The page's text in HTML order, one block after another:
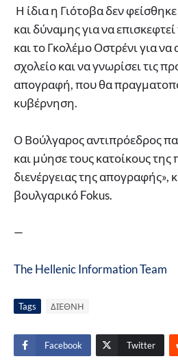
Η ίδια η Γιότοβα δεν
και δύναμης για να
και το Γκολέμο Οστρένι για να
σχολείο και να γνωρίσει τις
απογραφή, που θα
κυβέρνηση.
Ο Βούλγαρος αντιπρόεδρος
και μύησε τους κατοίκους
διενέργειας της απογραφής»,
βουλγαρικό Fokus.
—
The Hellenic Information Team
Tags ΔΙΕΘΝΗ
Facebook Twitter